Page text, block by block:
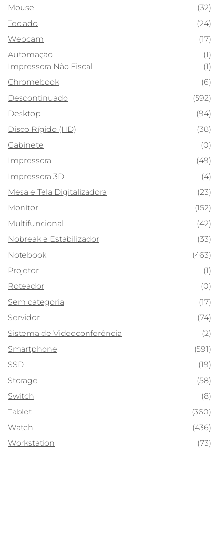
Mouse
(32)
Teclado
(24)
Webcam
(17)
Automação
(1)
Impressora Não Fiscal
(1)
Chromebook
(6)
Descontinuado
(592)
Desktop
(94)
Disco Rígido (HD)
(38)
Gabinete
(0)
Impressora
(49)
Impressora 3D
(4)
Mesa e Tela Digitalizadora
(23)
Monitor
(152)
Multifuncional
(42)
Nobreak e Estabilizador
(33)
Notebook
(463)
Projetor
(1)
Roteador
(0)
Sem categoria
(17)
Servidor
(74)
Sistema de Videoconferência
(2)
Smartphone
(591)
SSD
(19)
Storage
(58)
Switch
(8)
Tablet
(360)
Watch
(436)
Workstation
(73)